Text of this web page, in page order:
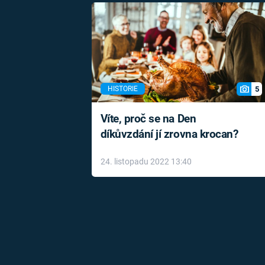
HISTORIE 5
Víte, proč se na Den
díkůvzdání jí zrovna krocan?
24. listopadu 2022 13:40